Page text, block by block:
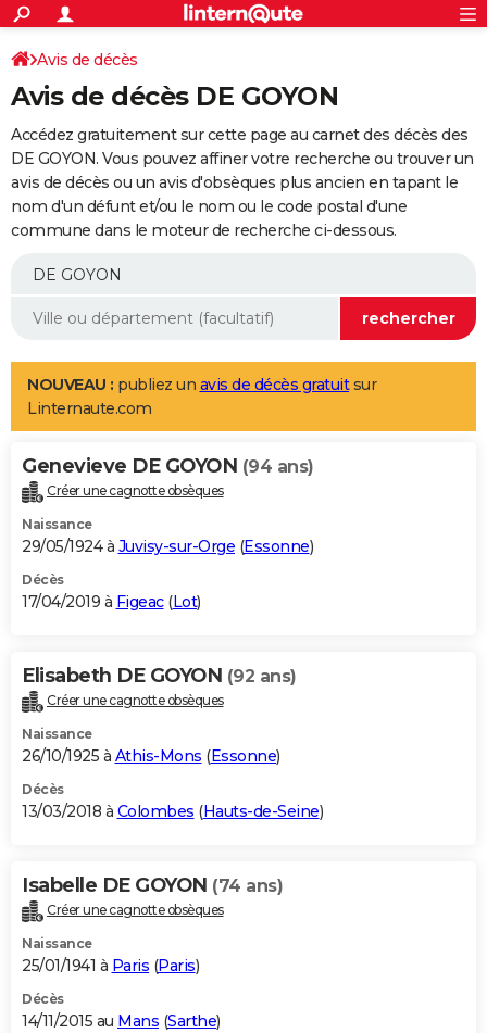
ACTUALITÉS
Politique
Société
Faits Divers
Education
Monde
Villes
+
SPORT
Coupe du monde 2026
Football
Tennis
Cyclisme
Rugby
Forum
Programme TV
TNT
Streaming
Cinéma
Sorties cinéma
Musique
+
FINANCE
Retraite
Epargne
Immobilier
Risques naturels par ville
Banque
Assurance
AUTO
Essais
Réserver un essai
Citadines
Berlines
SUV
Forum auto
+
Mobiles
Meilleur smartphone
Internet
Ordinateurs
Jeux vidéo
Guide high-tech
Aménagement intérieur
LIFESTYLE
Art de vivre
Bien-être
Loisirs
Mode
Modes de vie
Alimentation
Guide de la santé
Maladies
Médicaments
Sommeil
VOYAGE
Destinations
City break
Voyage nature
Voyage de noces
Forum
Climat
+PHOTO
GUIDES D'ACHAT
BONS PLANS
Carte de Noël
Carte Bonne année
Carte Saint-Valentin
Carte Pâques
Carte d'anniversaire
DICTIONNAIRE
Dictionnaire
Biographies
Citations
Expressions
Proverbes
PROGRAMME TV
S'inscrire
Se connecter
Lycées
Collèges
Primaires
Universités
Entreprises
Service militaire
Avis de recherche
AVIS DE DÉCÈS
Bricolage
Lifestyle
Culture
Sport
Auto
Television
Voyage
Cinema
Avis de décès
Avis de décès DE GOYON
Accédez gratuitement sur cette page au carnet des décès des
DE GOYON. Vous pouvez affiner votre recherche ou trouver un
avis de décès ou un avis d'obsèques plus ancien en tapant le
nom d'un défunt et/ou le nom ou le code postal d'une
commune dans le moteur de recherche ci-dessous.
NOUVEAU : publiez un avis de décès gratuitsur
Linternaute.com
Genevieve DE GOYON (94 ans)
Créer une cagnotte obsèques
Naissance
29/05/1924 à Juvisy-sur-Orge (Essonne)
Décès
17/04/2019 à Figeac(Lot)
Elisabeth DE GOYON (92 ans)
Créer une cagnotte obsèques
Naissance
26/10/1925 à Athis-Mons (Essonne)
Décès
13/03/2018 à Colombes (Hauts-de-Seine)
Isabelle DE GOYON (74 ans)
Créer une cagnotte obsèques
Naissance
25/01/1941 à Paris (Paris)
Décès
14/11/2015 au Mans (Sarthe)